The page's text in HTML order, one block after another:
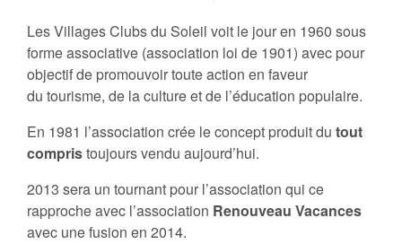
Les Villages Clubs du Soleil voit le jour en 1960 sous
forme associative (association loi de 1901) avec pour
objectif de promouvoir toute action en faveur
du tourisme, de la culture et de l’éducation populaire.
En 1981 l’association crée le concept produit du tout
compristoujours vendu aujourd’hui.
2013 sera un tournant pour l’association qui ce
rapproche avec l’association Renouveau Vacances
avec une fusion en 2014.